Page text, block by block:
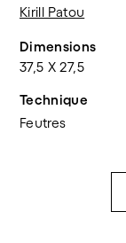
Kirill Patou
Dimensions
37,5 X 27,5
Technique
Feutres